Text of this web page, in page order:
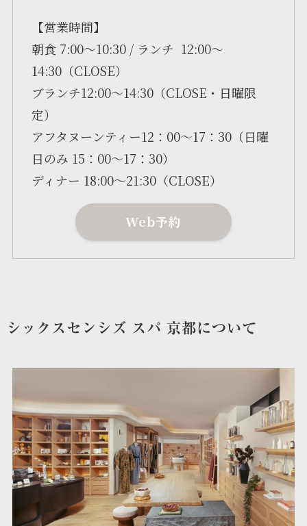
【営業時間】
朝食 7:00～10:30 / ランチ 12:00～
14:30（CLOSE）
ブランチ12:00～14:30（CLOSE・日曜限
定）
アフタヌーンティー12：00～17：30（日曜
日のみ 15：00～17：30）
ディナー 18:00～21:30（CLOSE）
Web予約
シックスセンシズ スパ 京都について